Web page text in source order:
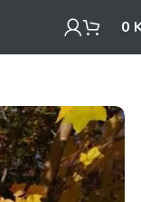
0